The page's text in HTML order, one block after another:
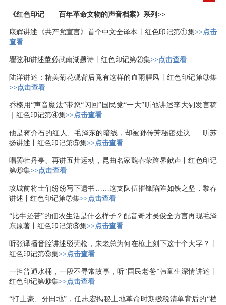
《红色印记——百年革命文物的声音档案》系列>>
康辉讲述《共产党宣言》首个中文全译本丨红色印记第①集>>点击
查看
瞿弦和讲述董必武南湖题诗丨红色印记第②集>>点击查看
陆洋讲述：精美菊花砚背后竟有这样的血雨腥风丨红色印记第③集
>>点击查看
乔榛用“声音魔法”带您“闪回”国民党“一大”听他讲述李大钊发言稿
｜红色印记第④集>>点击查看
他是蒋介石的红人、毛泽东的暗线，却被孙传芳秘密处决......听苏
扬讲述丨红色印记第⑤集>>点击查看
唱罢牡丹亭、再讲五卅运动，昆曲名家魏春荣跨界献声丨红色印记
第⑥集>>点击查看
攻城前将士们纷纷写下遗书……这支队伍摧锋陷阵如铁之坚，黎春
讲述丨红色印记第⑦集>>点击查看
“比牛还苦”的佃农生活是什么样子？配音奇才吴俊全方言再现毛泽
东原著丨红色印记第⑧集>>点击查看
听张译播音腔讲述驳壳枪，朱老总为何在枪上刻下这十个大字？丨
红色印记第⑨集>>点击查看
一担普通水桶，一段不寻常故事，听“国民老爸”韩童生深情讲述丨
红色印记第⑩集>>点击查看
“打土豪、分田地”，任志宏揭秘土地革命时期缴税清单背后的“档